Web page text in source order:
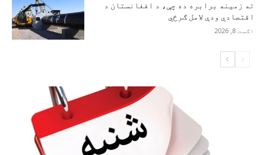
ته زمینه برابره ده چې، د افغانستان د
اقتصادي ودې لامل ګرځي
اګست 8, 2026